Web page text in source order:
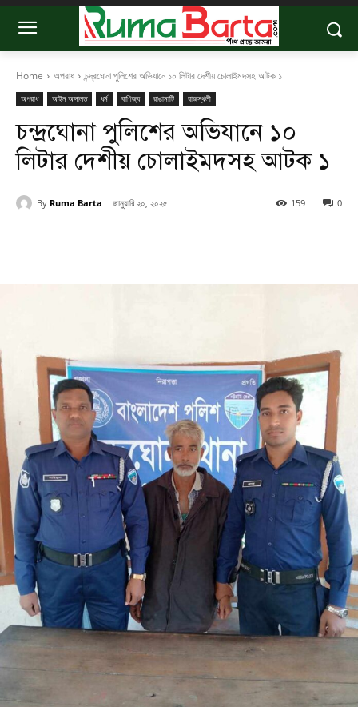
Home অপরাধ চন্দ্রঘোনা পুলিশের অভিযানে ১০ লিটার দেশীয় চোলাইমদসহ আটক ১
অপরাধ আইন আদালত ধর্ম বাণিজ্য রাঙামাটি রাজস্থলী
চন্দ্রঘোনা পুলিশের অভিযানে ১০
লিটার দেশীয় চোলাইমদসহ আটক ১
By Ruma Barta জানুয়ারি ২০, ২০২৫ 0
159